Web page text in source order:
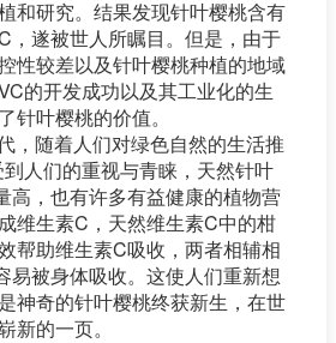
和研究。结果发现针叶樱桃含有
，遂被世人所瞩目。但是，由于
性较差以及针叶樱桃种植的地域
的开发成功以及其工业化的生
针叶樱桃的价值。
，随着人们对绿色自然的生活推
人们的重视与青睐，天然针叶
高，也有许多有益健康的植物营
维生素C，天然维生素C中的柑
帮助维生素C吸收，两者相辅相
易被身体吸收。这使人们重新想
神奇的针叶樱桃终获新生，在世
新的一页。